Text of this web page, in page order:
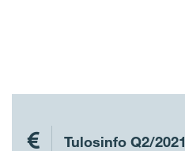
Tulosinfo Q2/2021